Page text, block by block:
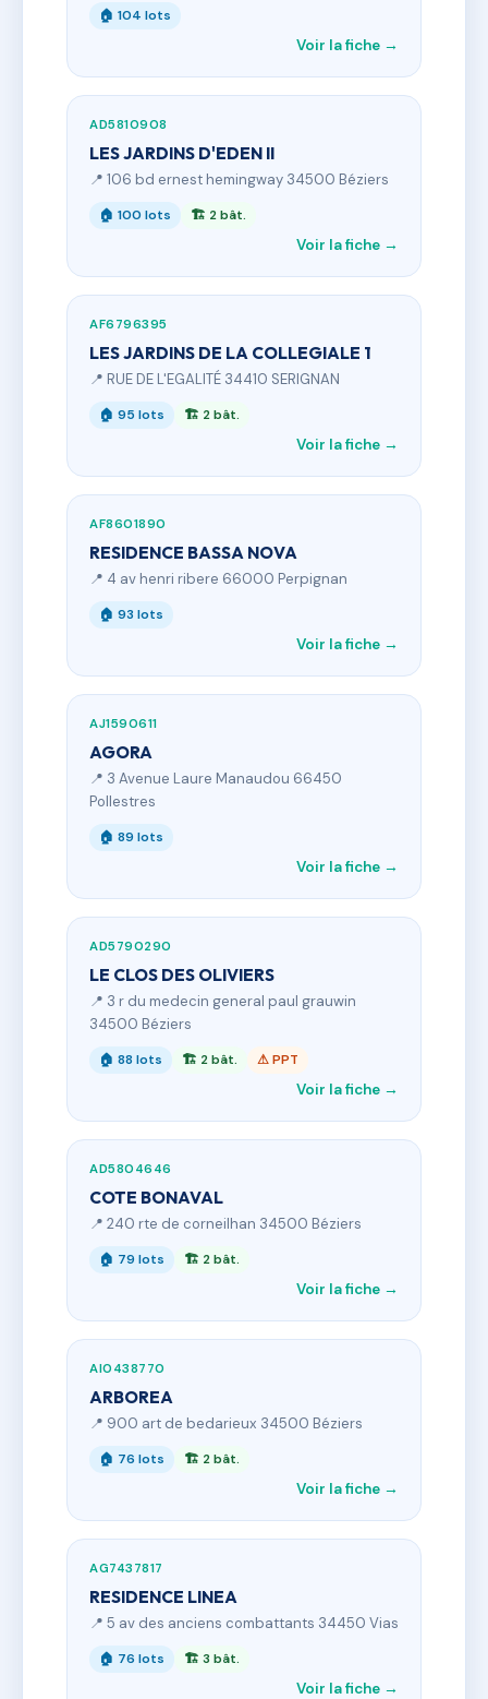
🏠 104 lots
Voir la fiche →
AD5810908
LES JARDINS D'EDEN II
📍 106 bd ernest hemingway 34500 Béziers
🏠 100 lots 🏗 2 bât.
Voir la fiche →
AF6796395
LES JARDINS DE LA COLLEGIALE 1
📍 RUE DE L'EGALITÉ 34410 SERIGNAN
🏠 95 lots 🏗 2 bât.
Voir la fiche →
AF8601890
RESIDENCE BASSA NOVA
📍 4 av henri ribere 66000 Perpignan
🏠 93 lots
Voir la fiche →
AJ1590611
AGORA
📍 3 Avenue Laure Manaudou 66450
Pollestres
🏠 89 lots
Voir la fiche →
AD5790290
LE CLOS DES OLIVIERS
📍 3 r du medecin general paul grauwin
34500 Béziers
🏠 88 lots 🏗 2 bât. ⚠ PPT
Voir la fiche →
AD5804646
COTE BONAVAL
📍 240 rte de corneilhan 34500 Béziers
🏠 79 lots 🏗 2 bât.
Voir la fiche →
AI0438770
ARBOREA
📍 900 art de bedarieux 34500 Béziers
🏠 76 lots 🏗 2 bât.
Voir la fiche →
AG7437817
RESIDENCE LINEA
📍 5 av des anciens combattants 34450 Vias
🏠 76 lots 🏗 3 bât.
Voir la fiche →